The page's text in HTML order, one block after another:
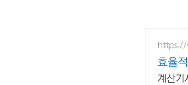
효율
계산기